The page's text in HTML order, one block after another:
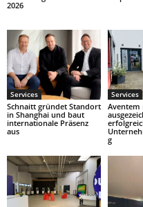
2026
Services
Schnaitt gründet Standort
in Shanghai und baut
internationale Präsenz
aus
Services
Aventem
g